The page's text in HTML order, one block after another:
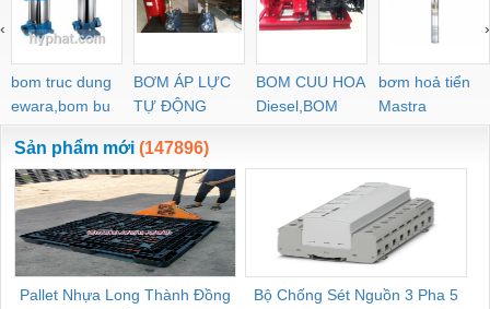
bom truc dung
ewara,bom bu
ewara
BƠM ÁP LỰC
TỰ ĐỘNG
BOM CUU HOA
Diesel,BOM
CHUA CHAY
bơm hoả tiển
Mastra
‹ ›
Sản phẩm mới (147896)
Pallet Nhựa Long Thành Đồng
Bộ Chống Sét Nguồn 3 Pha 5